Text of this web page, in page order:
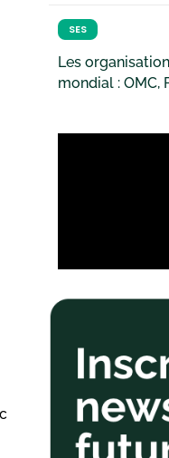
SES
Les
mondial : OMC,